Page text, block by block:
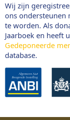
Wij zijn
ons ondersteunen
te worden. Als
Jaarboek en heeft
Gedeponeerde
database.